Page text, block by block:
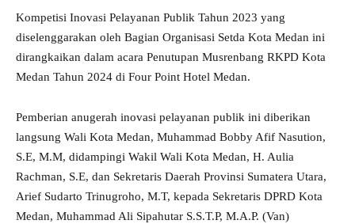
Kompetisi Inovasi Pelayanan Publik Tahun 2023 yang
diselenggarakan oleh Bagian Organisasi Setda Kota Medan ini
dirangkaikan dalam acara Penutupan Musrenbang RKPD Kota
Medan Tahun 2024 di Four Point Hotel Medan.
Pemberian anugerah inovasi pelayanan publik ini diberikan
langsung Wali Kota Medan, Muhammad Bobby Afif Nasution,
S.E, M.M, didampingi Wakil Wali Kota Medan, H. Aulia
Rachman, S.E, dan Sekretaris Daerah Provinsi Sumatera Utara,
Arief Sudarto Trinugroho, M.T, kepada Sekretaris DPRD Kota
Medan, Muhammad Ali Sipahutar S.S.T.P, M.A.P. (Van)